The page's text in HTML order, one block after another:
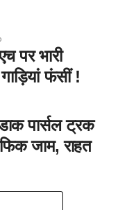
पर भारी
फंसीं !
डाक पार्सल ट्रक
जाम, राहत